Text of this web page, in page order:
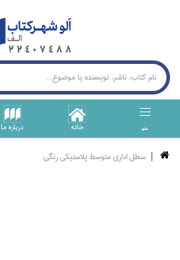
منو خانه درباره ما
سطل اداري متوسط پلاستيكي رنگي